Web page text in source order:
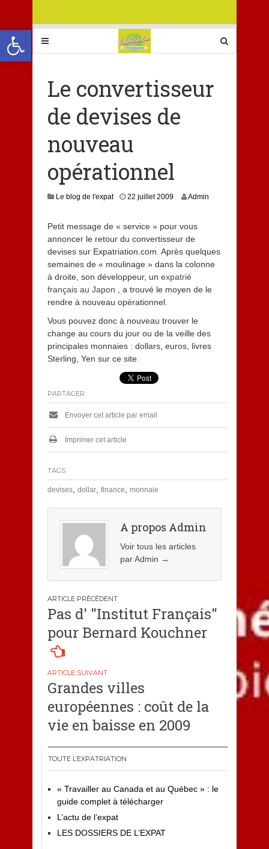
Ouvrir la barre d’outils
Le convertisseur
de devises de
nouveau
opérationnel
Le blog de l'expat 22 juillet 2009 Admin
Petit message de « service » pour vous
annoncer le retour du convertisseur de
devises sur Expatriation.com. Après quelques
semaines de « moulinage » dans la colonne
à droite, son développeur, un expatrié
français au Japon
, a trouvé le moyen de le
rendre à nouveau opérationnel.
Vous pouvez donc à nouveau trouver le
change au cours du jour ou de la veille des
principales monnaies : dollars, euros, livres
Sterling, Yen sur ce site.
PARTAGER
Envoyer cet article par email
Imprimer cet article
TAGS
devises, dollar, finance monnaie
A propos Admin
Voir tous les articles
par Admin →
Navigation
de
l’article
Pas d' "Institut Français"
pour Bernard Kouchner
Grandes villes
européennes : coût de la
vie en baisse en 2009
TOUTE L’EXPATRIATION
« Travailler au Canada et au Québec » : le
guide complet à télécharger
L’actu de l’expat
LES DOSSIERS DE L’EXPAT